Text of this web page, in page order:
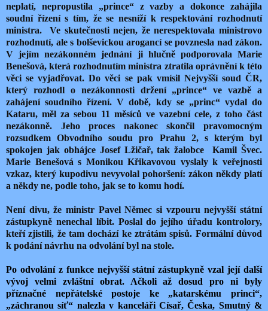
neplatí, nepropustila „prince“ z vazby a dokonce zahájila
soudní řízení s tím, že se nesníží k respektování rozhodnutí
ministra.
Ve skutečnosti nejen, že nerespektovala ministrovo
rozhodnutí, ale s bolševickou arogancí se povznesla nad zákon.
V jejím nezákonném jednání ji hlučně podporovala Marie
Benešová, která rozhodnutím ministra ztratila oprávnění k této
věci se vyjadřovat. Do věci se pak vmísil Nejvyšší soud ČR,
který rozhodl o nezákonnosti držení „prince“ ve vazbě a
zahájení soudního řízení. V době, kdy se „princ“ vydal do
Kataru, měl za sebou 11 měsíců ve vazební cele, z toho část
nezákonně. Jeho proces nakonec skončil pravomocným
rozsudkem Obvodního soudu pro Prahu 2, s kterým byl
spokojen jak obhájce Josef Lžičař, tak žalobce
Kamil Švec.
Marie Benešová s Monikou Křikavovou vyslaly k veřejnosti
vzkaz, který kupodivu nevyvolal pohoršení: zákon někdy platí
a někdy ne, podle toho, jak se to komu hodí.
Není divu, že ministr Pavel Němec si vzpouru nejvyšší státní
zástupkyně nenechal líbit. Poslal do jejího úřadu kontrolory,
kteří zjistili, že tam dochází ke ztrátám spisů. Formální důvod
k podání návrhu na odvolání byl na stole.
Po odvolání z funkce nejvyšší státní zástupkyně vzal její další
vývoj velmi zvláštní obrat. Ačkoli až dosud pro ni byly
příznačné nepřátelské postoje ke „katarskému princi“,
„záchranou síť“ nalezla v kanceláři Císař, Česka, Smutný &